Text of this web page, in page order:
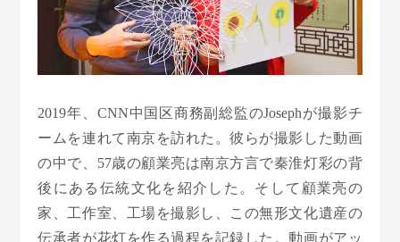
2019年、CNN中国区商務副総監のJosephが撮影チ
ームを連れて南京を訪れた。彼らが撮影した動画
の中で、57歳の顧業亮は南京方言で秦淮灯彩の背
後にある伝統文化を紹介した。そして顧業亮の
家、工作室、工場を撮影し、この無形文化遺産の
伝承者が花灯を作る過程を記録した。動画がアッ